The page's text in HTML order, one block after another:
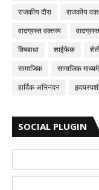
राजकीय दौरा
राजकीय
वादग्रस्त वक्तव्य
विषबाधा
शाईफेक
सामाजिक
सामाजिक माध्यमे
हार्दिक अभिनंदन
SOCIAL PLUGIN